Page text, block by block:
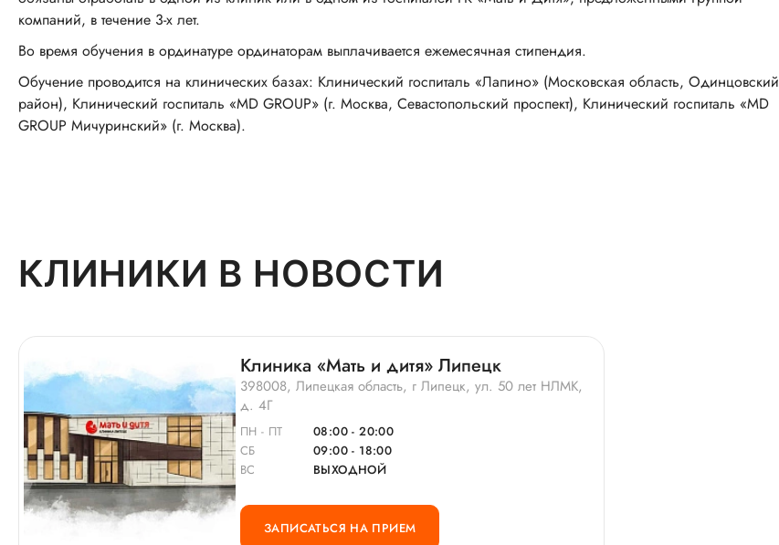
компаний, в течение 3-х лет.
Во время обучения в ординатуре ординаторам выплачивается ежемесячная стипендия.
Обучение проводится на клинических базах: Клинический госпиталь «Лапино» (Московская область, Одинцовский
район), Клинический госпиталь «MD GROUP» (г. Москва, Севастопольский проспект), Клинический госпиталь «MD
GROUP Мичуринский» (г. Москва).
КЛИНИКИ В НОВОСТИ
Клиника «Мать и дитя» Липецк
398008, Липецкая область, г Липецк, ул. 50 лет НЛМК,
д. 4Г
ПН - ПТ
08:00 - 20:00
СБ
09:00 - 18:00
ВС
ВЫХОДНОЙ
ЗАПИСАТЬСЯ НА ПРИЕМ